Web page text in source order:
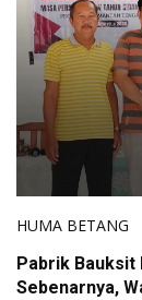
HUMA BETANG
Pabrik Bauksit
Sebenarnya,